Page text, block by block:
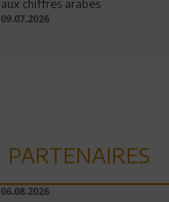
aux chiffres arabes
09.07.2026
PARTENAIRES
06.08.2026